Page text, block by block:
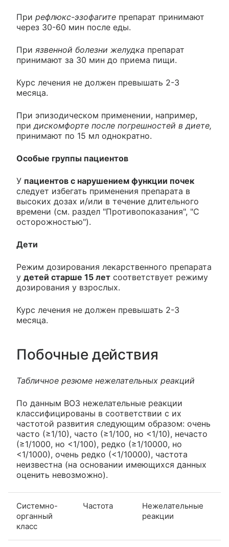
При рефлюкс-эзофагите препарат принимают
через 30-60 мин после еды.
При язвенной болезни желудка препарат
принимают за 30 мин до приема пищи.
Курс лечения не должен превышать 2-3
месяца.
При эпизодическом применении, например,
при дискомфорте после погрешностей в диете,
принимают по 15 мл однократно.
Особые группы пациентов
У пациентов с нарушением функции почек
следует избегать применения препарата в
высоких дозах и/или в течение длительного
времени (см. раздел "Противопоказания", "С
осторожностью").
Дети
Режим дозирования лекарственного препарата
у детей старше 15 лет соответствует режиму
дозирования у взрослых.
Курс лечения не должен превышать 2-3
месяца.
Побочные действия
Табличное резюме нежелательных реакций
По данным ВОЗ нежелательные реакции
классифицированы в соответствии с их
частотой развития следующим образом: очень
часто (≥1/10), часто (≥1/100, но <1/10), нечасто
(≥1/1000, но <1/100), редко (≥1/10000, но
<1/1000), очень редко (<1/10000), частота
неизвестна (на основании имеющихся данных
оценить невозможно).
Системно-
органный
класс
Частота
Нежелательные
реакции